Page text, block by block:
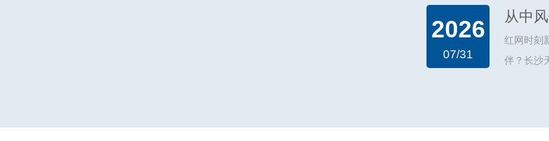
折、糖尿
2026
07/31
红网时刻新闻7月10日讯
伴？长沙